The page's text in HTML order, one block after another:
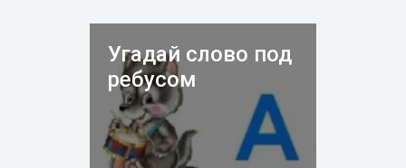
Угадай слово под
ребусом